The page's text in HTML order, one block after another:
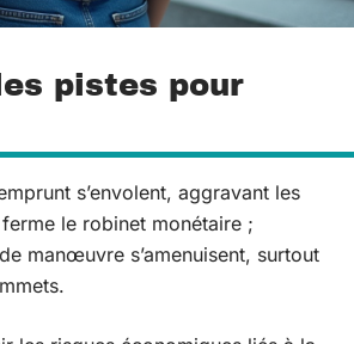
pistes pour
s’envolent, aggravant les
le robinet monétaire ;
manœuvre s’amenuisent, surtout